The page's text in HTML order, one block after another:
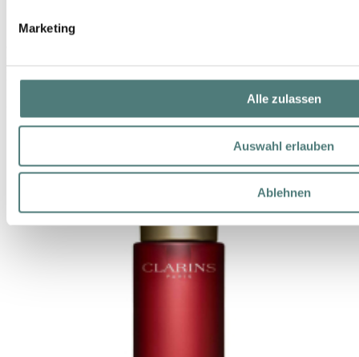
Marketing
Alle zulassen
Auswahl erlauben
Ablehnen
Eye Make-Up Remover
125 ml (27,99 € / 100 ml)